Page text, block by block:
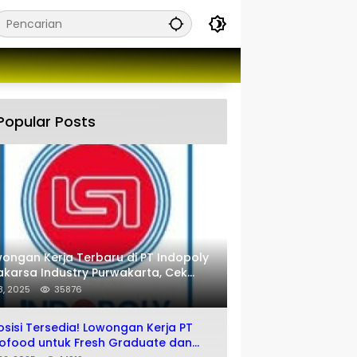
Posts
Kerja Terbaru di PT Indopoly
Industry Purwakarta, Cek
disini
2025 35876
Tersedia! Lowongan Kerja PT
untuk Fresh Graduate dan